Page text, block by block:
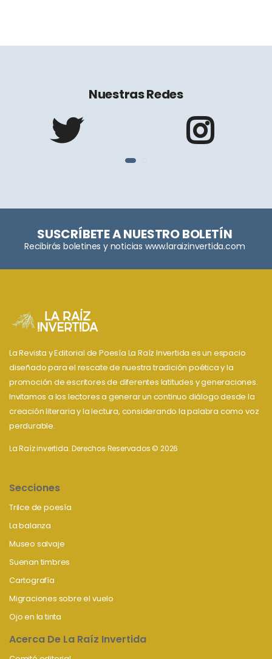
Nuestras Redes
SUSCRÍBETE A NUESTRO BOLETÍN
Recibirás boletines y noticias www.laraizinvertida.com
La Revista y Editorial de Poesía La Raíz Invertida es un espacio
diseñado para el rescate de nuestra tradición poética y la
promoción de escritores de diferentes latitudes y generaciones.
Invitamos a los lectores a generar un continuo diálogo desde la
creación literaria y la lectura, considerando la palabra como voz
perdurable.
La Raíz invertida. Derechos Reservados © 2026
Secciones
Trilce de poesía
La balanza
Museo salvaje
Suenan timbres
Cartografía
Migraciones sobre el vuelo
Ojo en la tinta
Acerca De La Raíz Invertida